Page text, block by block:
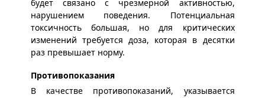
будет связано с чрезмерной активностью,
нарушением поведения. Потенциальная
токсичность большая, но для критических
изменений требуется доза, которая в десятки
раз превышает норму.
Противопоказания
В качестве противопоказаний, указывается